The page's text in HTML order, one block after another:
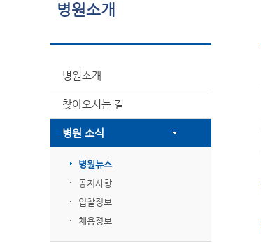
병원소개
병원소개
찾아오시는 길
병원 소식
병원뉴스
공지사항
입찰정보
채용정보